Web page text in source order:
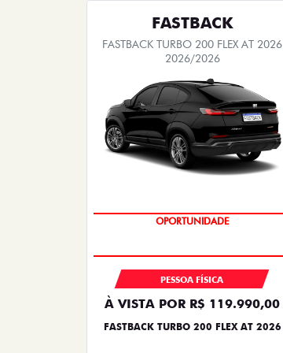
FASTBACK
FASTBACK TURBO 200 FLEX AT 2026
2026/2026
OPORTUNIDADE
PESSOA FÍSICA
À VISTA POR R$ 119.990,00
FASTBACK TURBO 200 FLEX AT 2026